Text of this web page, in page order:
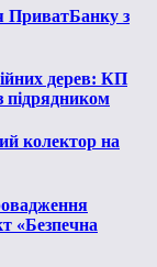
ПриватБанку з
дерев: КП
підрядником
колектор на
«Безпечна